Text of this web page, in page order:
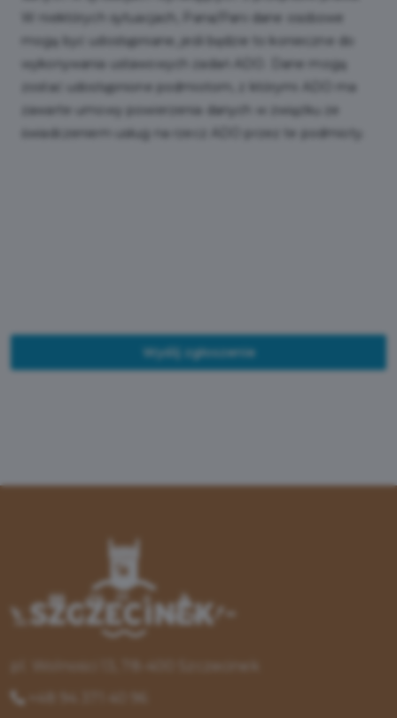
W niektórych sytuacjach, Pana/Pani dane osobowe
mogą być udostępniane, jeśli będzie to konieczne do
wykonywania ustawowych zadań ADO. Dane mogą
zostać udostępnione podmiotom, z którymi ADO ma
zawarte umowy powierzenia danych w związku ze
świadczeniem usług na rzecz ADO przez te podmioty.
Wyślij zgłoszenie